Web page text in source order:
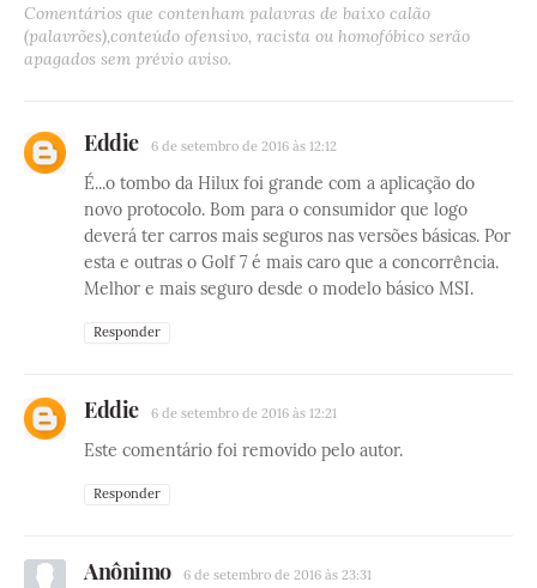
Comentários que contenham palavras de baixo calão
(palavrões),conteúdo ofensivo, racista ou homofóbico serão
apagados sem prévio aviso.
Eddie 6 de setembro de 2016 às 12:12
É...o tombo da Hilux foi grande com a aplicação do
novo protocolo. Bom para o consumidor que logo
deverá ter carros mais seguros nas versões básicas. Por
esta e outras o Golf 7 é mais caro que a concorrência.
Melhor e mais seguro desde o modelo básico MSI.
Responder
Eddie 6 de setembro de 2016 às 12:21
Este comentário foi removido pelo autor.
Responder
Anônimo 6 de setembro de 2016 às 23:31